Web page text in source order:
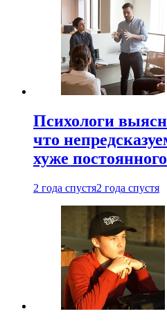
Психологи
что
хуже
2 года спустя2 года спустя